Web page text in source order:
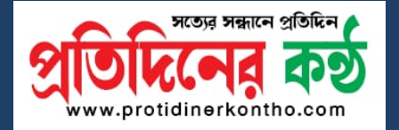
শ্রীপুরে জমি দখলকে কেন্দ্র করে সংঘর্ষ, নারীসহ
আহত- ৫
দুর্নীতি প্রতিরোধে শিক্ষার্থীদের নৈতিক মূল্যবোধ